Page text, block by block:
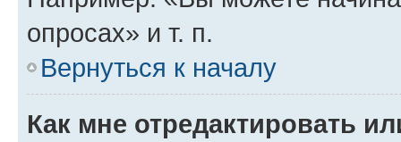
опросах» и т. п.
Вернуться к началу
Как мне отредактировать